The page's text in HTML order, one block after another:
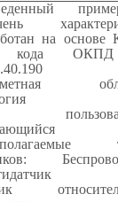
на основе
кода